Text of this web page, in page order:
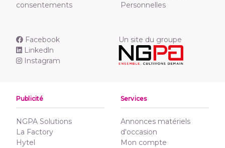
consentements
Personnelles
Facebook
Linkedln
Instagram
Un site du groupe
Publicité
NGPA Solutions
La Factory
Hytel
Services
Annonces matériels
d'occasion
Mon compte